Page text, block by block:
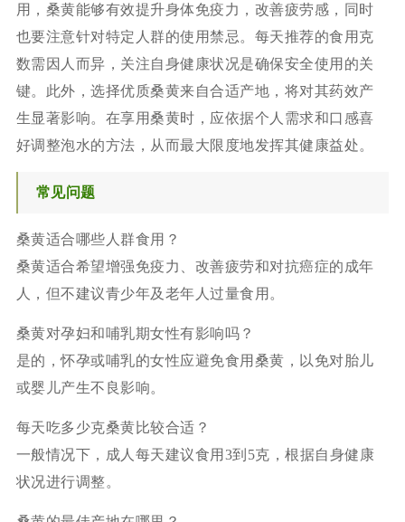
用，桑黄能够有效提升身体免疫力，改善疲劳感，同时
也要注意针对特定人群的使用禁忌。每天推荐的食用克
数需因人而异，关注自身健康状况是确保安全使用的关
键。此外，选择优质桑黄来自合适产地，将对其药效产
生显著影响。在享用桑黄时，应依据个人需求和口感喜
好调整泡水的方法，从而最大限度地发挥其健康益处。
常见问题
桑黄适合哪些人群食用？
桑黄适合希望增强免疫力、改善疲劳和对抗癌症的成年
人，但不建议青少年及老年人过量食用。
桑黄对孕妇和哺乳期女性有影响吗？
是的，怀孕或哺乳的女性应避免食用桑黄，以免对胎儿
或婴儿产生不良影响。
每天吃多少克桑黄比较合适？
一般情况下，成人每天建议食用3到5克，根据自身健康
状况进行调整。